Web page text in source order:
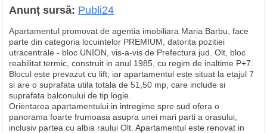
Anunț sursă: Publi24
Apartamentul promovat de agentia imobiliara Maria Barbu, face
parte din categoria locuintelor PREMIUM, datorita pozitiei
utracentrale - bloc UNION, vis-a-vis de Prefectura jud. Olt, bloc
reabilitat termic, construit in anul 1985, cu regim de inaltime P+7.
Blocul este prevazut cu lift, iar apartamentul este situat la etajul 7
si are o suprafata utila totala de 51,50 mp, care include si
suprafata balconului de tip logie.
Orientarea apartamentului in intregime spre sud ofera o
panorama foarte frumoasa asupra unei mari parti a orasului,
inclusiv partea cu albia raului Olt. Apartamentul este renovat in